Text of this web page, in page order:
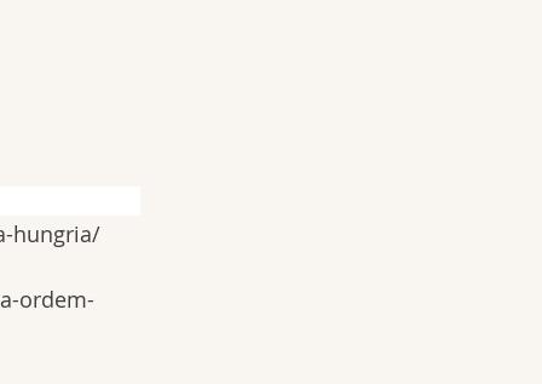
hungria/
ordem-